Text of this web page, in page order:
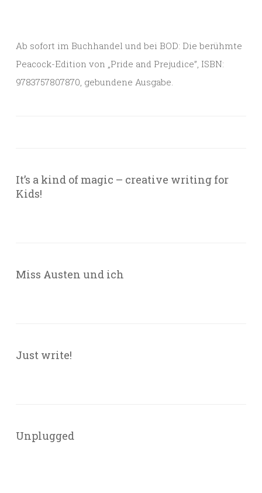
Ab sofort im Buchhandel und bei BOD: Die berühmte
Peacock-Edition von „Pride and Prejudice”, ISBN:
9783757807870, gebundene Ausgabe.
It’s a kind of magic – creative writing for
Kids!
Miss Austen und ich
Just write!
Unplugged